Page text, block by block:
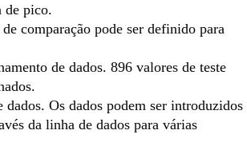
de pico.
comparação pode ser definido para
de dados. 896 valores de teste
dados. Os dados podem ser introduzidos
da linha de dados para várias